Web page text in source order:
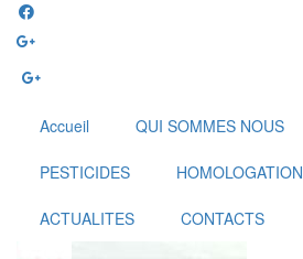
Aller
au
principal
Accueil QUI SOMMES NOUS
PESTICIDES HOMOLOGATION
ACTUALITES CONTACTS